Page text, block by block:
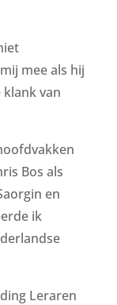
mee als hij
van
Bos als
en
ik
Leraren